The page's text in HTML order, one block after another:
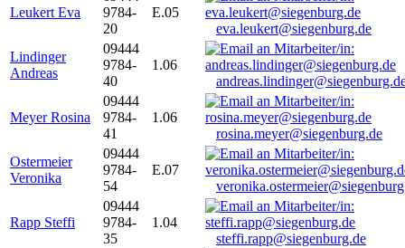
Leukert Eva
9784-
20
E.05
eva.leukert@siegenburg.de
Lindinger
Andreas
09444
9784-
40
1.06
Meyer Rosina
09444
9784-
41
1.06
rosina.meyer@siegenburg.de
Ostermeier
Veronika
09444
9784-
54
E.07
Rapp Steffi
09444
9784-
35
1.04
steffi.rapp@siegenburg.de